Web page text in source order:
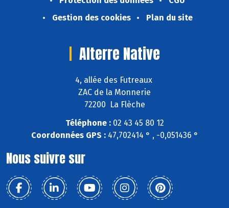
Gestion des cookies
Plan du site
Alterre Native
4, allée des Futreaux
ZAC de la Monnerie
72200 La Flèche
Téléphone :02 43 45 80 12
Coordonnées GPS :47,702414 ° , -0,051436 °
Nous suivre sur